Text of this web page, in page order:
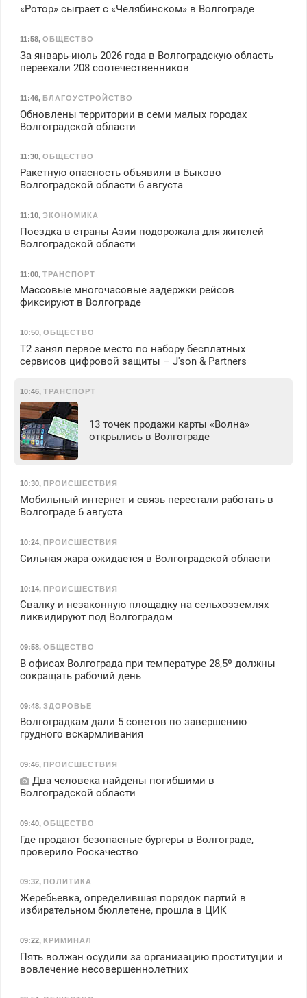
«Ротор» сыграет с «Челябинском» в Волгограде
11:58, ОБЩЕСТВО
За январь-июль 2026 года в Волгоградскую область
переехали 208 соотечественников
11:46, БЛАГОУСТРОЙСТВО
Обновлены территории в семи малых городах
Волгоградской области
11:30, ОБЩЕСТВО
Ракетную опасность объявили в Быково
Волгоградской области 6 августа
11:10, ЭКОНОМИКА
Поездка в страны Азии подорожала для жителей
Волгоградской области
11:00, ТРАНСПОРТ
Массовые многочасовые задержки рейсов
фиксируют в Волгограде
10:50, ОБЩЕСТВО
Т2 занял первое место по набору бесплатных
сервисов цифровой защиты – J'son & Partners
10:46, ТРАНСПОРТ
13 точек продажи карты «Волна»
открылись в Волгограде
10:30, ПРОИСШЕСТВИЯ
Мобильный интернет и связь перестали работать в
Волгограде 6 августа
10:24, ПРОИСШЕСТВИЯ
Сильная жара ожидается в Волгоградской области
10:14, ПРОИСШЕСТВИЯ
Свалку и незаконную площадку на сельхозземлях
ликвидируют под Волгоградом
09:58, ОБЩЕСТВО
В офисах Волгограда при температуре 28,5º должны
сокращать рабочий день
09:48, ЗДОРОВЬЕ
Волгоградкам дали 5 советов по завершению
грудного вскармливания
09:46, ПРОИСШЕСТВИЯ
Два человека найдены погибшими в
Волгоградской области
09:40, ОБЩЕСТВО
Где продают безопасные бургеры в Волгограде,
проверило Роскачество
09:32, ПОЛИТИКА
Жеребьевка, определившая порядок партий в
избирательном бюллетене, прошла в ЦИК
09:22, КРИМИНАЛ
Пять волжан осудили за организацию проституции и
вовлечение несовершеннолетних